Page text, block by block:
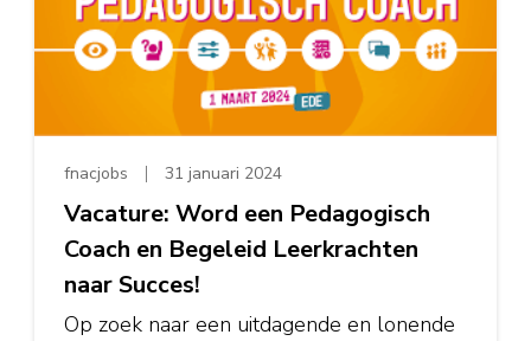
fnacjobs 31 januari 2024
Vacature: Word een Pedagogisch
Coach en Begeleid Leerkrachten
naar Succes!
Op zoek naar een uitdagende en lonende